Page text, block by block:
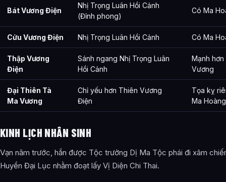
Bát Vương Điện
Nhị Trọng Luân Hồi Cảnh
(Đỉnh phong)
Có Ma
Cửu Vương Điện Nhị Trọng Luân Hồi Cảnh Có Ma
Thập Vương
Điện
Sánh ngang Nhị Trọng Luân
Hồi Cảnh
Mạnh hơn
Vương
Đại Thiên Tà
Ma Vương
Chỉ yếu hơn Thiên Vương
Điện
Tọa kỵ
Ma Hoàng
KINH LỊCH NHÂN SINH
Vạn năm trước, hắn được Tộc trưởng Dị Ma Tộc phái đi xâm
Huyền Đại Lục nhằm đoạt lấy Vị Diện Chi Thai.